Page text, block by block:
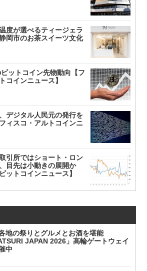
度が選べるティージェラ
岡市のお茶スイーツ文化
ットコイン先物動向【フ
コインニュース】
デジタル人民元の発行を
ィスコ・アルトコインニ
引所ではショート・ロン
目先は小動きの展開か
ットコインニュース】
地の祭りとグルメとお酒を堪能
JAPAN 2026」高輪ゲートウェイ
中